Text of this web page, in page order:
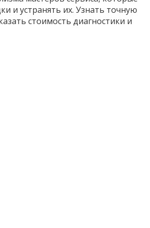
и устранять их. Узнать точную
стоимость диагностики и